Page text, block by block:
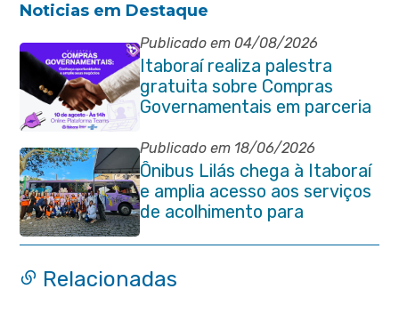
Noticias em Destaque
Publicado em 04/08/2026
Itaboraí realiza palestra
gratuita sobre Compras
Governamentais em parceria
Publicado em 18/06/2026
Ônibus Lilás chega à Itaboraí
e amplia acesso aos serviços
de acolhimento para
mulheres
Relacionadas